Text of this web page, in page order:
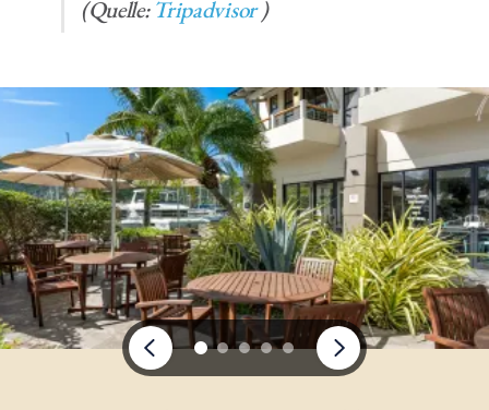
(Quelle: Tripadvisor )